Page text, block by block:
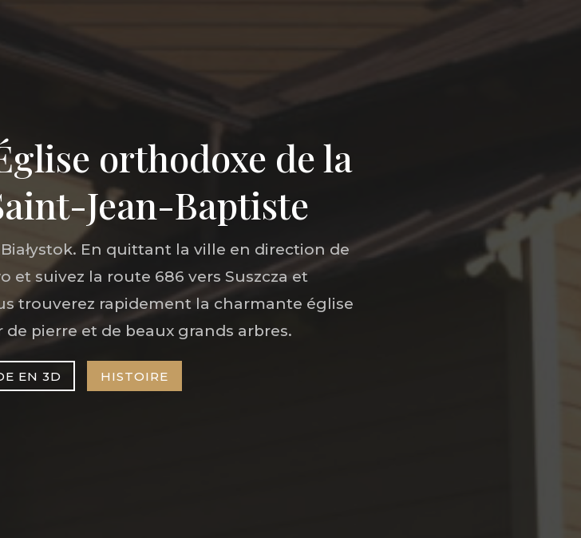
orthodoxe de la
Jean-Baptiste
En quittant la ville en direction de
et suivez la route 686 vers Suszcza et
trouverez rapidement la charmante église
pierre et de beaux grands arbres.
EN 3D HISTOIRE